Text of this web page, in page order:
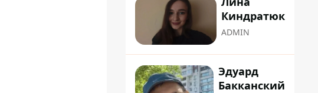
Киндратюк
ADMIN
Эдуард
Бакканский